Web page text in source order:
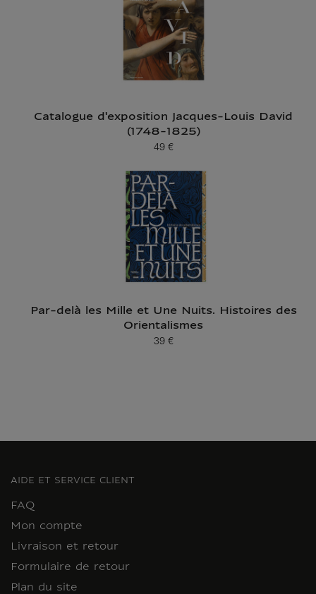
Catalogue d'exposition Jacques-Louis David
(1748-1825)
Prix ​​actuel
49 €
Par-delà les Mille et Une Nuits. Histoires des
Orientalismes
Prix ​​actuel
39 €
AIDE ET SERVICE CLIENT
FAQ
Mon compte
Livraison et retour
Formulaire de retour
Plan du site